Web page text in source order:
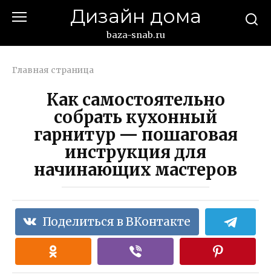
Дизайн дома
baza-snab.ru
Главная страница
Как самостоятельно
собрать кухонный
гарнитур — пошаговая
инструкция для
начинающих мастеров
Поделиться в ВКонтакте